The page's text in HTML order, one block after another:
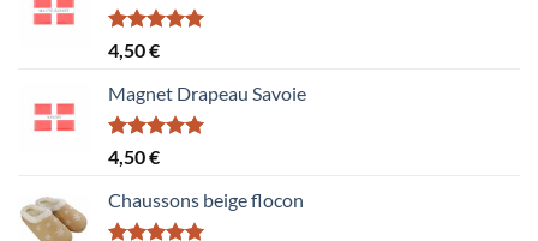
Note5.00
sur 5
4,50€
Magnet Drapeau Savoie
Note5.00
sur 5
4,50€
Chaussons beige flocon